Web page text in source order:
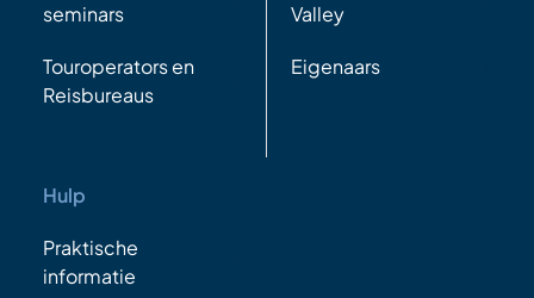
seminars
Touroperators en
Reisbureaus
Valley
Eigenaars
Hulp
Praktische
informatie